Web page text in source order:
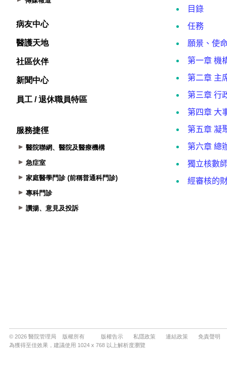
病友中心
醫護天地
社區伙伴
新聞中心
員工 / 退休職員特區
服務捷徑
醫院聯網、醫院及醫療機構
急症室
家庭醫學門診 (前稱普通科門診)
專科門診
讚揚、意見及投訴
© 2026 醫院管理局 版權所有 版權告示 私隱政策 連結政策
免責聲明
為獲得至佳效果，建議使用 1024 x 768 以上解析度瀏覽